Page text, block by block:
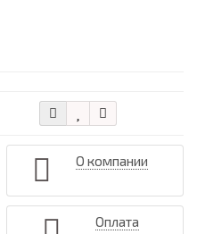
О компании
Оплата